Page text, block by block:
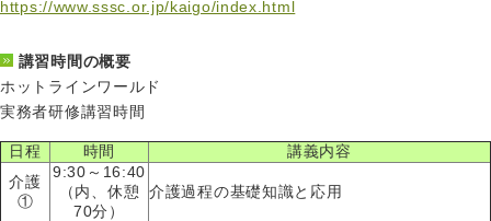
https://www.sssc.or.jp/kaigo/index.html
講習時間の概要
ホットラインワールド
実務者研修講習時間
日程 時間
講義内容
介護
①
9:30～16:40
（内、休憩
70分）
介護過程の基礎知識と応用